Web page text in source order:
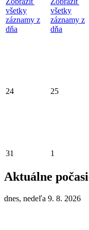
všetky
záznamy z
dňa
všetky
záznamy z
dňa
24 25
31 1
Aktuálne
dnes, nedeľa 9. 8. 2026